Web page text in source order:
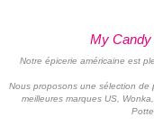
My Candy
Notre épicerie américaine est
Nous proposons une sélection de
meilleures marques US,